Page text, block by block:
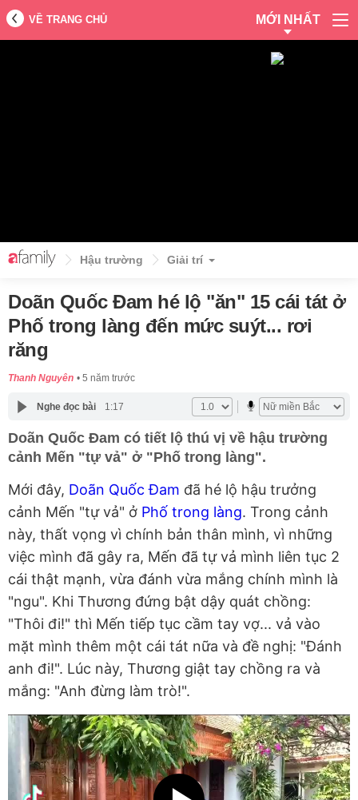
VỀ TRANG CHỦ MỚI NHẤT
Hậu trường Giải trí
Doãn Quốc Đam hé lộ "ăn" 15 cái tát ở
Phố trong làng đến mức suýt... rơi
răng
Thanh Nguyên 5 năm trước
Nghe đọc bài 1:17
Doãn Quốc Đam có tiết lộ thú vị về hậu trường
cảnh Mến "tự vả" ở "Phố trong làng".
Mới đây, Doãn Quốc Đam đã hé lộ hậu trưởng
cảnh Mến "tự vả" ở Phố trong làng. Trong cảnh
này, thất vọng vì chính bản thân mình, vì những
việc mình đã gây ra, Mến đã tự vả mình liên tục 2
cái thật mạnh, vừa đánh vừa mắng chính mình là
"ngu". Khi Thương đứng bật dậy quát chồng:
"Thôi đi!" thì Mến tiếp tục cầm tay vợ... vả vào
mặt mình thêm một cái tát nữa và đề nghị: "Đánh
anh đi!". Lúc này, Thương giật tay chồng ra và
mắng: "Anh đừng làm trò!".